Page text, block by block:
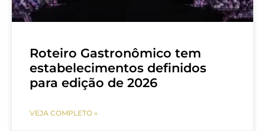
Roteiro Gastronômico tem
estabelecimentos definidos
para edição de 2026
VEJA COMPLETO »